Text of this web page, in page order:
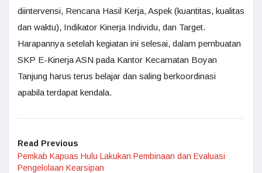
diintervensi, Rencana Hasil Kerja, Aspek (kuantitas, kualitas
dan waktu), Indikator Kinerja Individu, dan Target.
Harapannya setelah kegiatan ini selesai, dalam pembuatan
SKP E-Kinerja ASN pada Kantor Kecamatan Boyan
Tanjung harus terus belajar dan saling berkoordinasi
apabila terdapat kendala.
Read Previous
Pemkab Kapuas Hulu Lakukan Pembinaan dan Evaluasi
Pengelolaan Kearsipan